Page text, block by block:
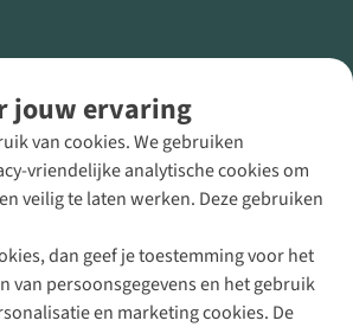
jouw ervaring
van cookies. We gebruiken
vriendelijke analytische cookies om
veilig te laten werken. Deze gebruiken
dan geef je toestemming voor het
van persoonsgegevens en het gebruik
en marketing cookies. De
een Buitenexpert
88